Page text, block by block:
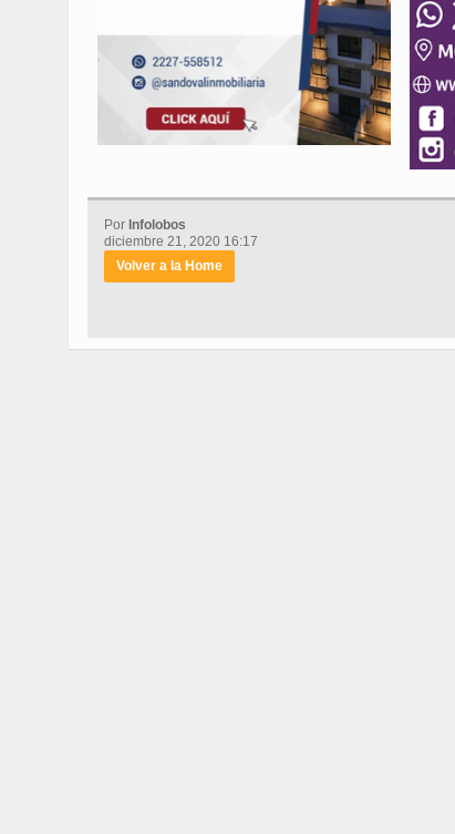
Por Infolobos
diciembre 21, 2020 16:17
Volver a la Home